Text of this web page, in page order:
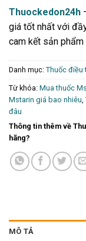
Thuockedon24h
giá tốt nhất với
cam kết sản phẩm
Danh mục: Thuốc điều
Từ khóa: Mua thuốc
Mstarin giá bao nhiêu,
đâu
Thông tin thêm về
hãng?
MÔ TẢ